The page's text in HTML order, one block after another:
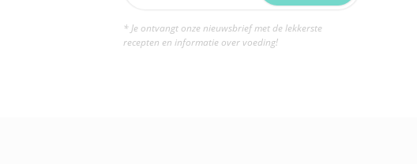
* Je ontvangt onze nieuwsbrief met de lekkerste
recepten en informatie over voeding!